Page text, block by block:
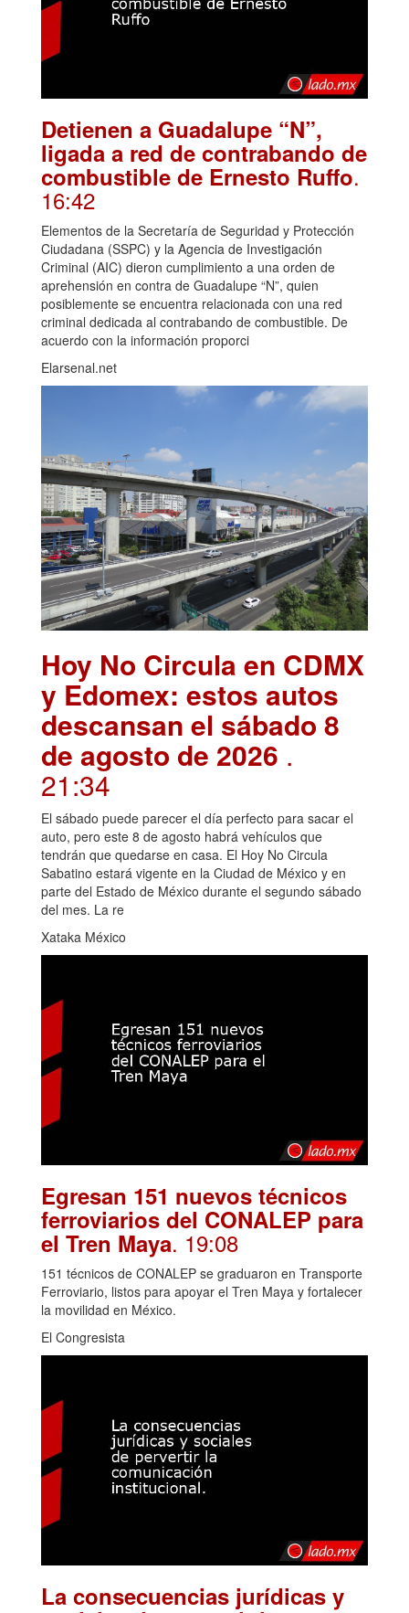
Detienen a Guadalupe “N”,
ligada a red de contrabando de
combustible de Ernesto Ruffo.
16:42
Elementos de la Secretaría de Seguridad y Protección
Ciudadana (SSPC) y la Agencia de Investigación
Criminal (AIC) dieron cumplimiento a una orden de
aprehensión en contra de Guadalupe “N”, quien
posiblemente se encuentra relacionada con una red
criminal dedicada al contrabando de combustible. De
acuerdo con la información proporci
Elarsenal.net
Hoy No Circula en CDMX
y Edomex: estos autos
descansan el sábado 8
de agosto de 2026 .
21:34
El sábado puede parecer el día perfecto para sacar el
auto, pero este 8 de agosto habrá vehículos que
tendrán que quedarse en casa. El Hoy No Circula
Sabatino estará vigente en la Ciudad de México y en
parte del Estado de México durante el segundo sábado
del mes. La re
Xataka México
Egresan 151 nuevos técnicos
ferroviarios del CONALEP para
el Tren Maya. 19:08
151 técnicos de CONALEP se graduaron en Transporte
Ferroviario, listos para apoyar el Tren Maya y fortalecer
la movilidad en México.
El Congresista
La consecuencias jurídicas y